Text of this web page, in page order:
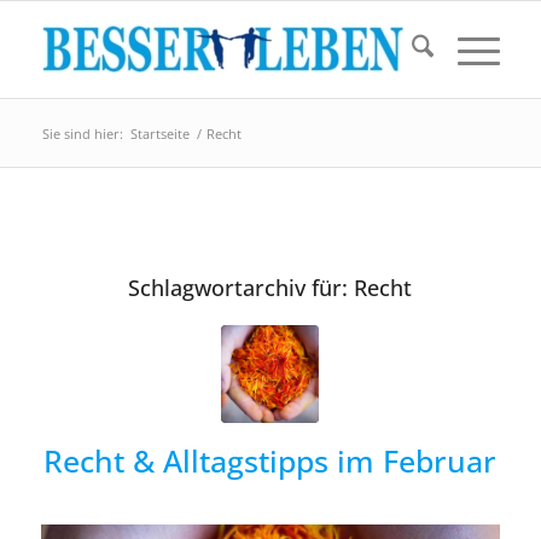
Sie sind hier: Startseite / Recht
Schlagwortarchiv für: Recht
Recht & Alltagstipps im Februar